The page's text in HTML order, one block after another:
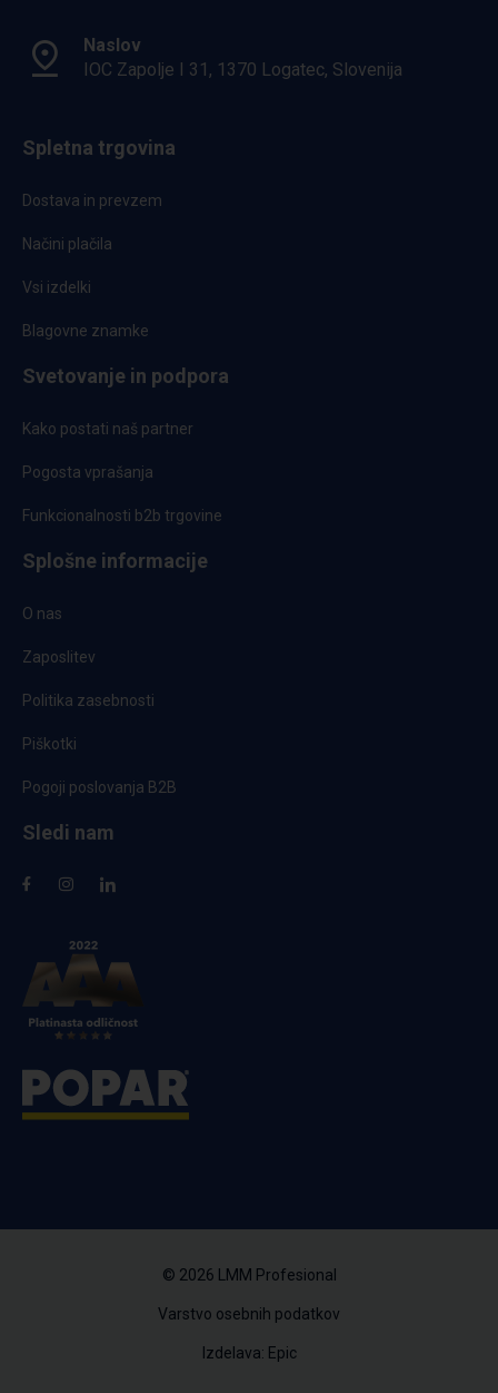
Naslov
IOC Zapolje I 31, 1370 Logatec, Slovenija
Spletna trgovina
Dostava in prevzem
Načini plačila
Vsi izdelki
Blagovne znamke
Svetovanje in podpora
Kako postati naš partner
Pogosta vprašanja
Funkcionalnosti b2b trgovine
Splošne informacije
O nas
Zaposlitev
Politika zasebnosti
Piškotki
Pogoji poslovanja B2B
Sledi nam
© 2026 LMM Profesional
Varstvo osebnih podatkov
Izdelava: Epic